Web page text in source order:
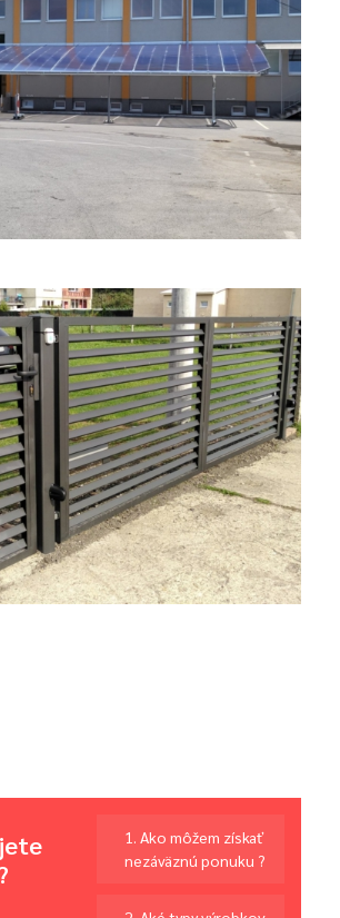
Z Polykarbonátu
práce
Lamely
1. Ako môžem získať
nezáväznú ponuku ?